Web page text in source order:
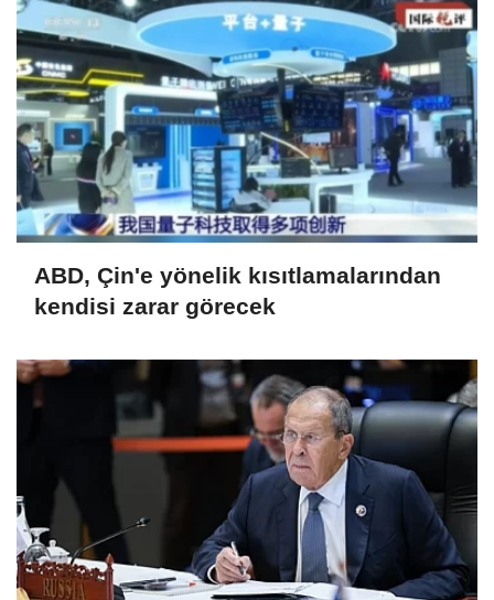
ABD, Çin'e yönelik kısıtlamalarından
kendisi zarar görecek